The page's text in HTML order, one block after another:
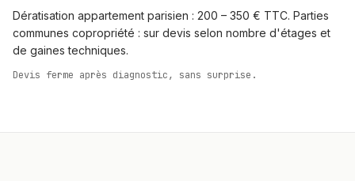
Dératisation appartement parisien : 200 – 350 € TTC. Parties
communes copropriété : sur devis selon nombre d'étages et
de gaines techniques.
Devis ferme après diagnostic, sans surprise.